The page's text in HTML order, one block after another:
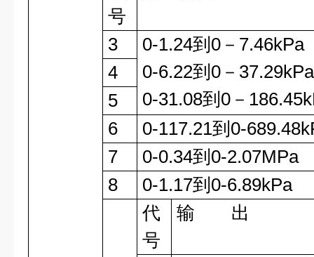
号
3
0-1.24到0－7.46kPa
0-6.22到0－37.29kPa
0-31.08到0－
4
5
6
0-117.21到0-
7
0-0.34到0-2.07MPa
8
0-1.17到0-6.89kPa
代
号
输 出